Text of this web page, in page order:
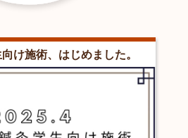
け施術、はじめました。